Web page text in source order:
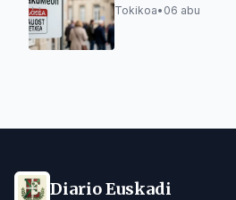
Tokikoa• 06 abu
Diario Euskadi